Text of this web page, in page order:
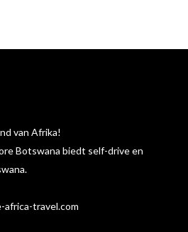
van Afrika!
Botswana biedt self-drive en
africa-travel.com